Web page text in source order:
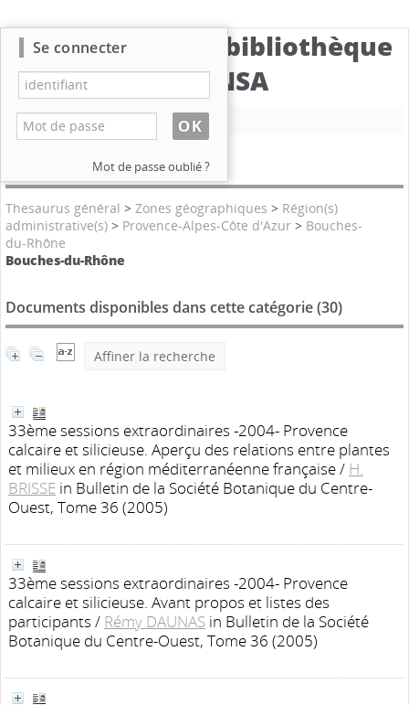
Catalogue de la bibliothèque
du CBNSA
Nouvelle recherche
Thesaurus général > Zones géographiques > Région(s)
administrative(s) > Provence-Alpes-Côte d'Azur > Bouches-
du-Rhône
Bouches-du-Rhône
Documents disponibles dans cette catégorie (30)
Affiner la recherche
33ème sessions extraordinaires -2004- Provence
calcaire et silicieuse. Aperçu des relations entre plantes
et milieux en région méditerranéenne française/ H.
BRISSE in Bulletin de la Société Botanique du Centre-
Ouest, Tome 36 (2005)
33ème sessions extraordinaires -2004- Provence
calcaire et silicieuse. Avant propos et listes des
participants / Rémy DAUNAS in Bulletin de la Société
Botanique du Centre-Ouest, Tome 36 (2005)
Se connecter
Mot de passe oublié ?